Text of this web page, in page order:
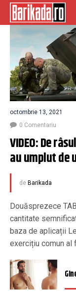
octombrie 13, 2021
0 Comentariu
VIDEO: De
au umplut de
de Barikada
Douăsprezece
cantitate
baza de aplicații
exercițiu comun al